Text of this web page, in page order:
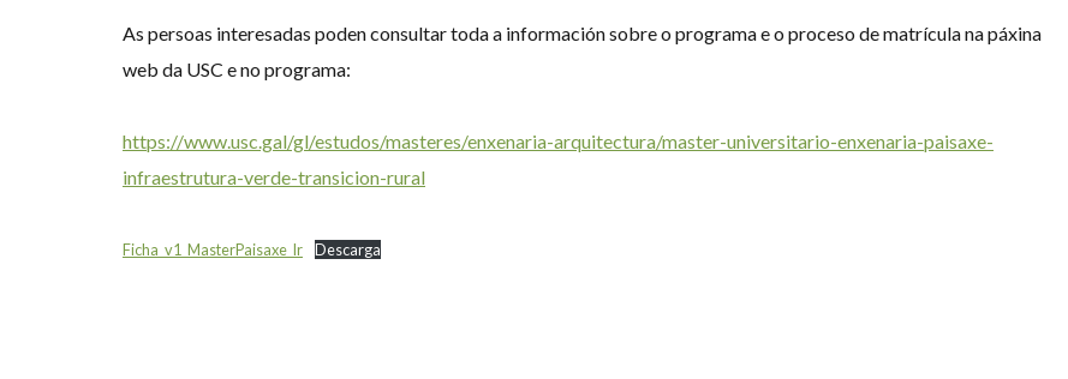
As persoas interesadas poden consultar toda a información sobre o programa e o proceso de matrícula na páxina
web da USC e no programa:
https://www.usc.gal/gl/estudos/masteres/enxenaria-arquitectura/master-universitario-enxenaria-paisaxe-
infraestrutura-verde-transicion-rural
Ficha_v1_MasterPaisaxe_lr Descarga